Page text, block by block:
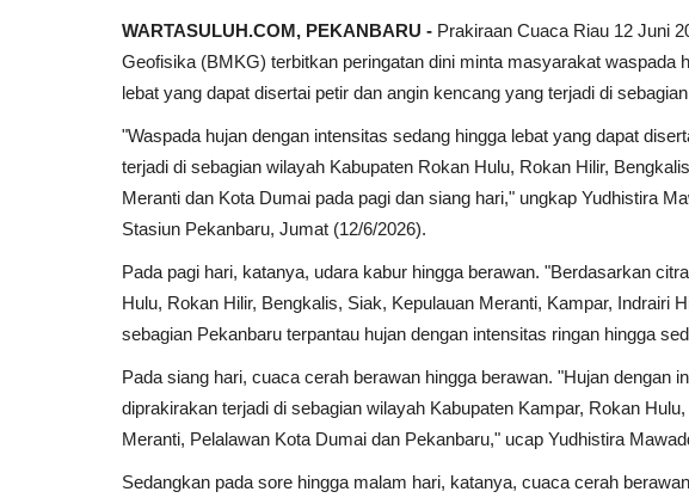
WARTASULUH.COM, PEKANBARU - Prakiraan Cuaca Riau 12 Juni
Geofisika (BMKG) terbitkan peringatan dini minta masyarakat waspada
lebat yang dapat disertai petir dan angin kencang yang terjadi di
"Waspada hujan dengan intensitas sedang hingga lebat yang dapat
terjadi di sebagian wilayah Kabupaten Rokan Hulu, Rokan Hilir,
Meranti dan Kota Dumai pada pagi dan siang hari," ungkap Yudhistira
Stasiun Pekanbaru, Jumat (12/6/2026).
Pada pagi hari, katanya, udara kabur hingga berawan. "Berdasarkan
Hulu, Rokan Hilir, Bengkalis, Siak, Kepulauan Meranti, Kampar, Indrairi
sebagian Pekanbaru terpantau hujan dengan intensitas ringan hingga
Pada siang hari, cuaca cerah berawan hingga berawan. "Hujan dengan
diprakirakan terjadi di sebagian wilayah Kabupaten Kampar, Rokan
Meranti, Pelalawan Kota Dumai dan Pekanbaru," ucap Yudhistira
Sedangkan pada sore hingga malam hari, katanya, cuaca cerah